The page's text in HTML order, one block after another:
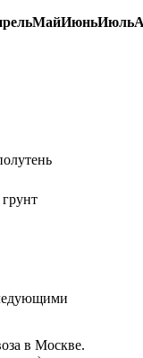
МайИюньИюль
в Москве.